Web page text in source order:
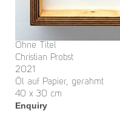
Ohne Titel
Christian Probst
2021
Öl auf Papier, gerahmt
40 x 30 cm
Enquiry